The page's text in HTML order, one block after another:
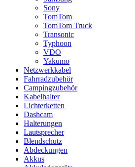
Sony
TomTom
TomTom Truck
Transonic
Typhoon
VDO
Yakumo
Netzwerkkabel
Fahrradzubehör
Campingzubehör
Kabelhalter
Lichterketten
Dashcam
Halterungen
Lautsprecher
Blendschutz
Abdeckungen
Akkus